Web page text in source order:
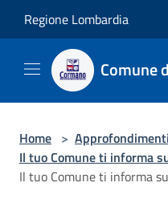
Regione Lombardia
Comune
Home > Approfondimenti
Il tuo Comune ti informa
Il tuo Comune ti informa